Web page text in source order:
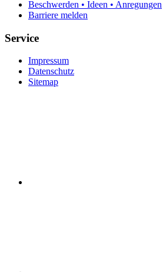
Beschwerden • Ideen • Anregungen
Barriere melden
Service
Impressum
Datenschutz
Sitemap